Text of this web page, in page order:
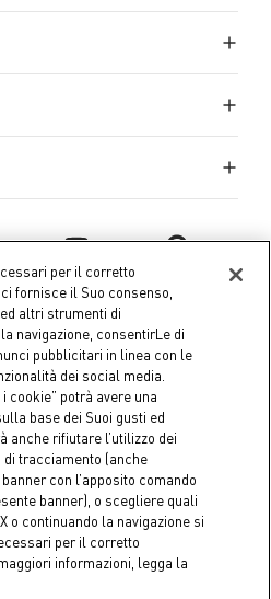
04391480276, share capital
fully paid up
Policy Privacy Policy
Legal
per il corretto
fornisce il Suo consenso,
altri strumenti di
navigazione, consentirLe di
pubblicitari in linea con le
dei social media.
cookie” potrà avere una
base dei Suoi gusti ed
anche rifiutare l’utilizzo dei
tracciamento (anche
con l’apposito comando
banner), o scegliere quali
o continuando la navigazione si
per il corretto
informazioni, legga la